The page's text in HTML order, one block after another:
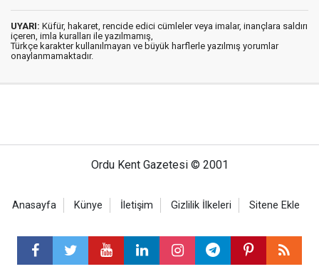
UYARI: Küfür, hakaret, rencide edici cümleler veya imalar, inançlara saldırı
içeren, imla kuralları ile yazılmamış,
Türkçe karakter kullanılmayan ve büyük harflerle yazılmış yorumlar
onaylanmamaktadır.
Ordu Kent Gazetesi © 2001
Anasayfa Künye İletişim Gizlilik İlkeleri Sitene Ekle